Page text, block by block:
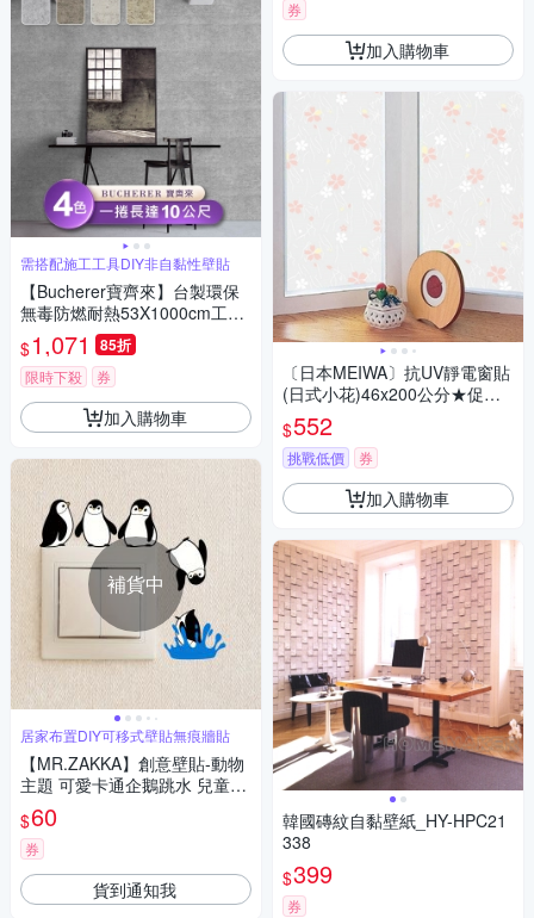
需搭配施工工具DIY非自黏性壁貼
【Bucherer寶齊來】台製環保
無毒防燃耐熱53X1000cm工業
風水泥牆壁紙/壁貼1捲
$1,071 85折
限時下殺 券
加入購物車
補貨中
居家布置DIY可移式壁貼無痕牆貼
【MR.ZAKKA】創意壁貼-動物
主題 可愛卡通企鵝跳水 兒童房
布置 DIY可移式壁貼 無痕壁貼
牆貼
$60
券
貨到通知我
券
加入購物車
〔日本MEIWA〕抗UV靜電窗貼
(日式小花)46x200公分★促銷
★
$552
挑戰低價 券
加入購物車
韓國磚紋自黏壁紙_HY-HPC21
338
$399
券